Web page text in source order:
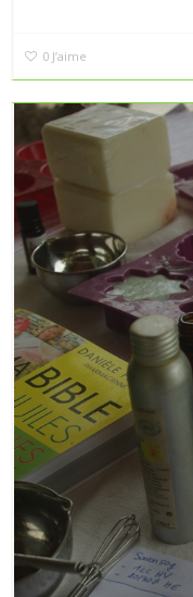
0 J’aime